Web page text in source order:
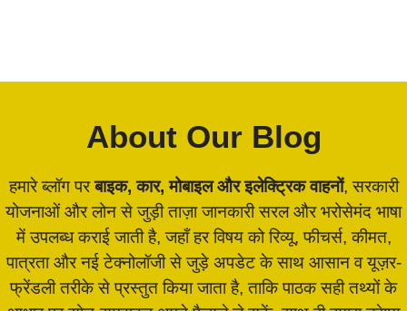
About Our Blog
हमारे ब्लॉग परबाइक, कार, मोबाइल और इलेक्ट्रिक वाहनों, सरकारी
योजनाओं और लोन से जुड़ी ताज़ा जानकारी सरल और भरोसेमंद भाषा
में उपलब्ध कराई जाती है, जहाँ हर विषय को रिव्यू, फीचर्स, कीमत,
पात्रता और नई टेक्नोलॉजी से जुड़े अपडेट के साथ आसान व यूज़र-
फ्रेंडली तरीके से प्रस्तुत किया जाता है, ताकि पाठक सही तथ्यों के